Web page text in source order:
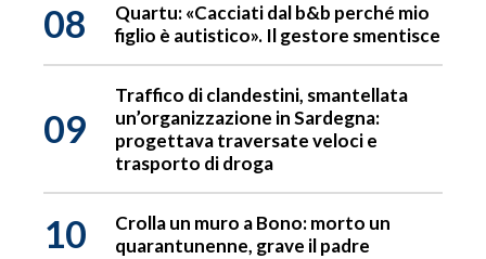
08
Quartu: «Cacciati dal b&b perché mio
figlio è autistico». Il gestore smentisce
09
Traffico di clandestini, smantellata
un’organizzazione in Sardegna:
progettava traversate veloci e
trasporto di droga
10
Crolla un muro a Bono: morto un
quarantunenne, grave il padre